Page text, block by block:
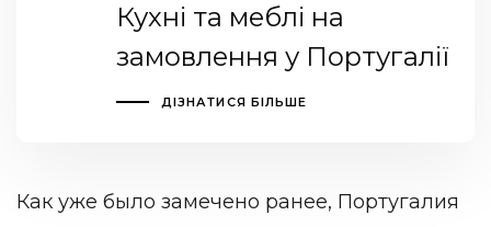
Кухні та меблі на
замовлення у Португалії
ДІЗНАТИСЯ БІЛЬШЕ
Как уже было замечено ранее, Португалия